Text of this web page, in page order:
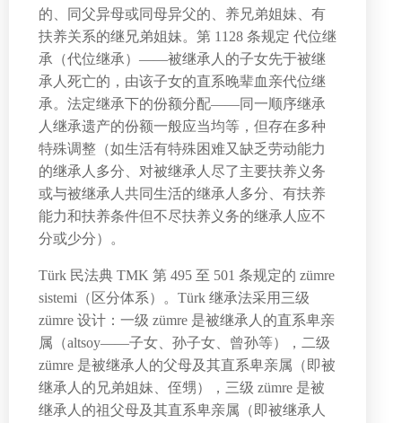
的、同父异母或同母异父的、养兄弟姐妹、有
扶养关系的继兄弟姐妹。第 1128 条规定 代位继
承（代位继承）——被继承人的子女先于被继
承人死亡的，由该子女的直系晚辈血亲代位继
承。法定继承下的份额分配——同一顺序继承
人继承遗产的份额一般应当均等，但存在多种
特殊调整（如生活有特殊困难又缺乏劳动能力
的继承人多分、对被继承人尽了主要扶养义务
或与被继承人共同生活的继承人多分、有扶养
能力和扶养条件但不尽扶养义务的继承人应不
分或少分）。
Türk 民法典 TMK 第 495 至 501 条规定的 zümre
sistemi（区分体系）。Türk 继承法采用三级
zümre 设计：一级 zümre 是被继承人的直系卑亲
属（altsoy——子女、孙子女、曾孙等），二级
zümre 是被继承人的父母及其直系卑亲属（即被
继承人的兄弟姐妹、侄甥），三级 zümre 是被
继承人的祖父母及其直系卑亲属（即被继承人